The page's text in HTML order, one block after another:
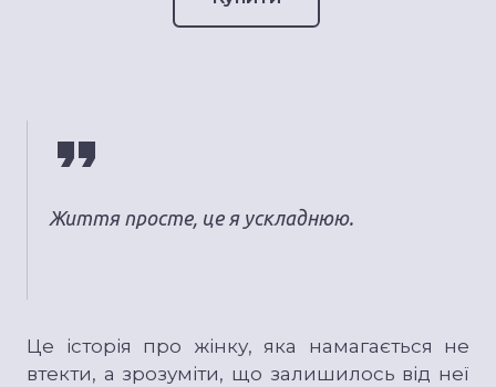
Життя просте, це я ускладнюю.
Це історія про жінку, яка намагається не
втекти, а зрозуміти, що залишилось від неї